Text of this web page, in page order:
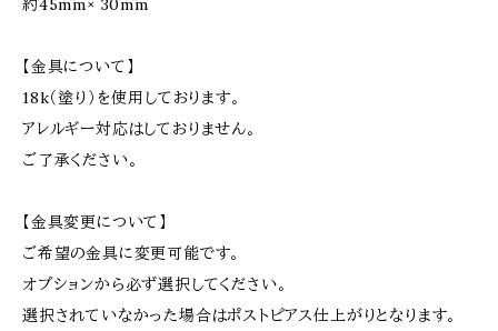
約45mm× 30mm
【金具について】
18k（塗り）を使用しております。
アレルギー対応はしておりません。
ご了承ください。
【金具変更について】
ご希望の金具に変更可能です。
オプションから必ず選択してください。
選択されていなかった場合はポストピアス仕上がりとなります。